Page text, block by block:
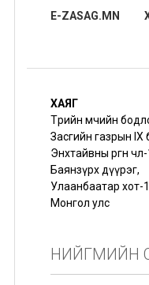
E-ZASAG.MN
ХАЯГ
Төрийн өмчийн
Засгийн газрын IX
Энхтайвны өргөн
Баянзүрх дүүрэг,
Улаанбаатар хот-
Монгол улс
НИЙГМИЙН